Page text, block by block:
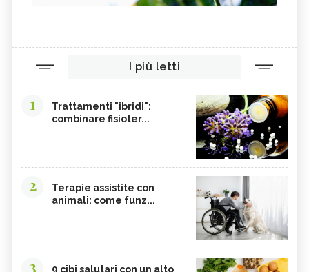
I più letti
1
Trattamenti "ibridi":
combinare fisioter...
2
Terapie assistite con
animali: come funz...
3
9 cibi salutari con un alto